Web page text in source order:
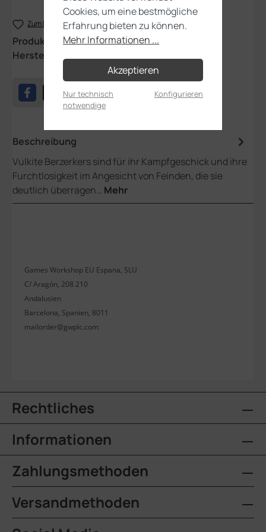
Zum Merkzettel hinzufügen
Produktnummer:84-25
Hersteller:
Beschreibung
Vulkite Berzerkers sind für ihr Kampfgeschick und ihre
Furchtlosigkeit im Angesicht von Feinden, die sie
deutlich überragen… Mehr
Games Workshop EU Espana, SLU
C/ Aragón, 208 210
Andalusien
Barcelona, Spanien, 8011
mailorder@gwplc.com
Rechtliches
Informationen
Zahlungsmethoden
Versandmethoden
Cookies, um eine bestmögliche
Erfahrung bieten zu können.
Mehr Informationen ...
Akzeptieren
Nur technisch
notwendige
Konfigurieren